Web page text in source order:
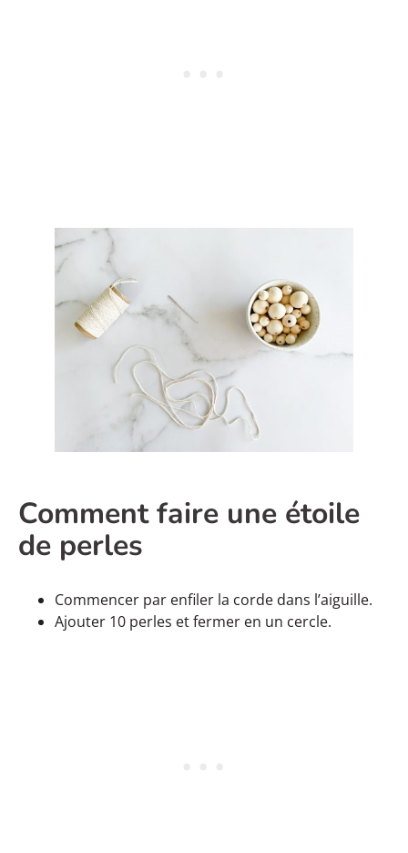
Comment faire une étoile
de perles
Commencer par enfiler la corde dans l’aiguille.
Ajouter 10 perles et fermer en un cercle.